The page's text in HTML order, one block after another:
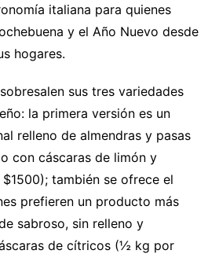
italiana para quienes
y el Año Nuevo desde
hogares.
sus tres variedades
la primera versión es un
relleno de almendras y pasas
con cáscaras de limón y
también se ofrece el
prefieren un producto más
sabroso, sin relleno y
de cítricos (½ kg por